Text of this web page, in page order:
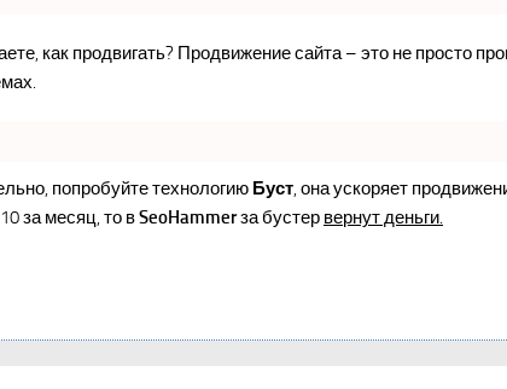
как продвигать? Продвижение сайта – это не просто
попробуйте технологию Буст, она ускоряет
за месяц, то вSeoHammerза бустер вернут деньги.